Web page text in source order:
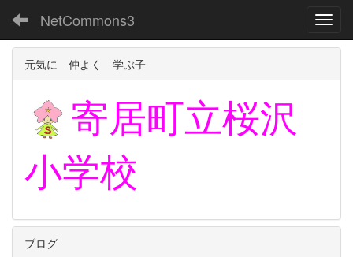
NetCommons3
元気に 仲よく 学ぶ子
寄居町立桜沢
小学校
ブログ